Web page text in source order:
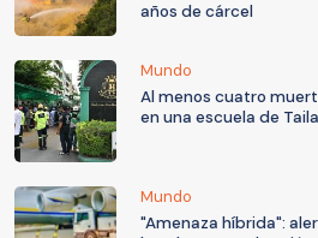
años de cárcel
Mundo
Al menos cuatro
en una escuela de
Mundo
"Amenaza híbrida":